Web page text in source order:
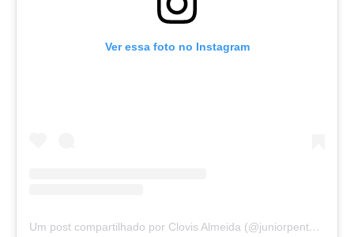
Ver essa foto no Instagram
Um post compartilhado por Clovis Almeida (@juniorpentecoste01)